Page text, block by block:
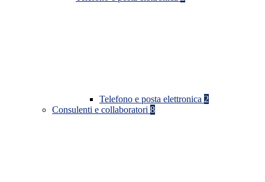
Telefono e posta elettronica 2
Consulenti e collaboratori 8